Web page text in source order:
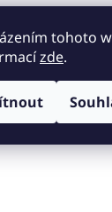
tohoto
zde.